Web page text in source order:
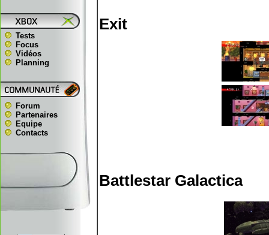
Tests
Focus
Vidéos
Planning
Forum
Partenaires
Equipe
Contacts
Exit
Battlestar Galactica